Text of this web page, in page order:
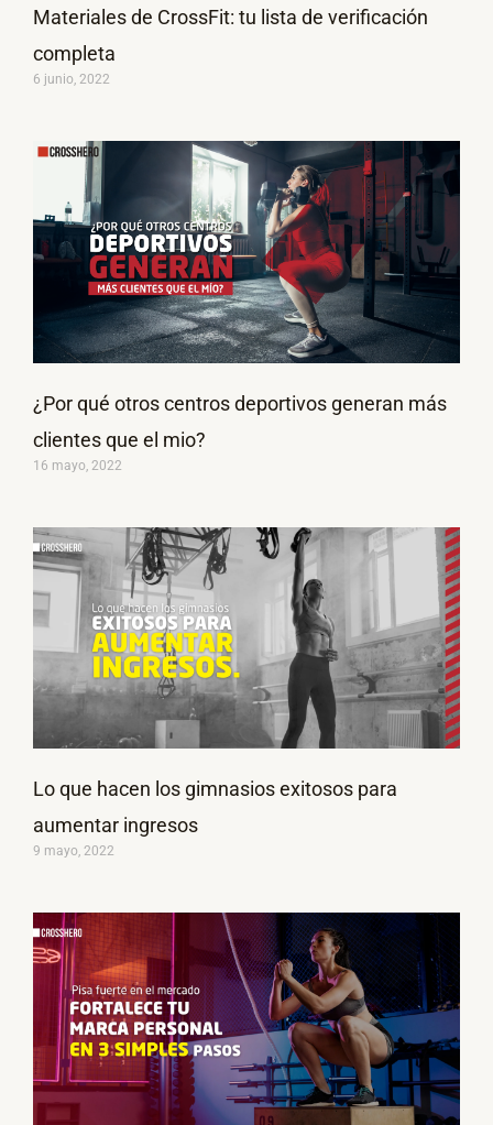
Materiales de CrossFit: tu lista de verificación
completa
6 junio, 2022
¿Por qué otros centros deportivos generan más
clientes que el mio?
16 mayo, 2022
Lo que hacen los gimnasios exitosos para
aumentar ingresos
9 mayo, 2022